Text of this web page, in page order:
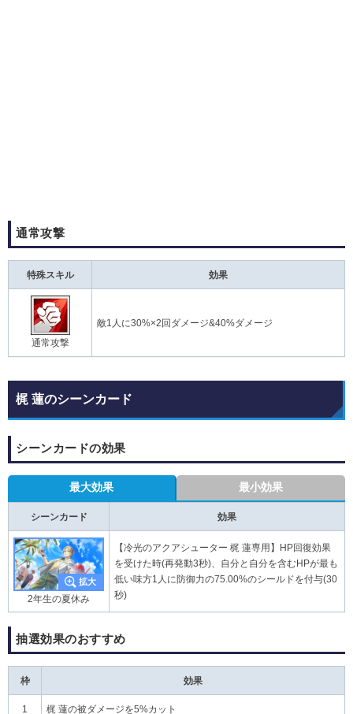
通常攻撃
特殊スキル 効果
通常攻撃
敵1人に30%×2回ダメージ&40%ダメージ
梶 蓮のシーンカード
シーンカードの効果
最大効果 最小効果
シーンカード 効果
2年生の夏休み
【冷光のアクアシューター 梶 蓮専用】HP回復効果
を受けた時(再発動3秒)、自分と自分を含むHPが最も
低い味方1人に防御力の75.00%のシールドを付与(30
秒)
抽選効果のおすすめ
枠 効果
1 梶 蓮の被ダメージを5%カット